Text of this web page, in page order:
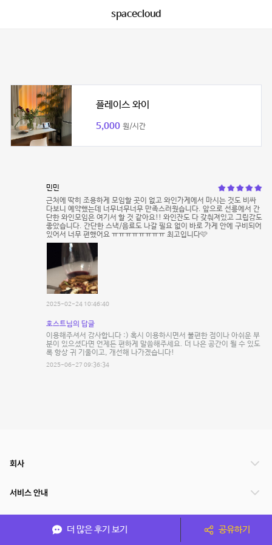
spacecloud
플레이스 와이
5,000 원/시간
민민
근처에 딱히 조용하게 모임할 곳이 없고 와인가게에서 마시는 것도 비싸
다보니 예약했는데 너무너무너무 만족스러웠습니다. 앞으로 선릉에서 간
단한 와인모임은 여기서 할 것 같아요!! 와인잔도 다 갖춰져있고 그립감도
좋았습니다. 간단한 스낵/음료도 나갈 필요 없이 바로 가게 안에 구비되어
있어서 너무 편했어요 ㅠㅠㅠㅠㅠㅠㅠㅠ 최고입니다🩷
2025-02-24 10:46:40
호스트님의 답글
이용해주셔서 감사합니다 :) 혹시 이용하시면서 불편한 점이나 아쉬운 부
분이 있으셨다면 언제든 편하게 말씀해주세요. 더 나은 공간이 될 수 있도
록 항상 귀 기울이고, 개선해 나가겠습니다!
2025-06-27 09:36:34
더 많은 후기 보기 공유하기
회사
서비스 안내